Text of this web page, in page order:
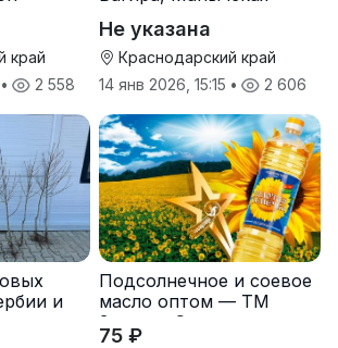
край
• 2 558
Не указана
Краснодарский край
14 янв 2026, 15:15 • 2 606
и
Подсолнечное и соевое
масло оптом — ТМ
Золотая Семечка
75 ₽